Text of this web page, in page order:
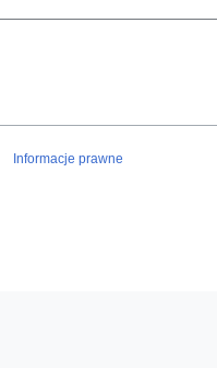
Informacje prawne